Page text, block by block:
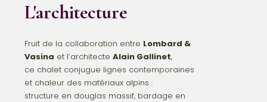
L'architecture
Fruit de la collaboration entre Lombard &
Vasina et l’architecte Alain Gallinet,
ce chalet conjugue lignes contemporaines
et chaleur des matériaux alpins :
structure en douglas massif, bardage en